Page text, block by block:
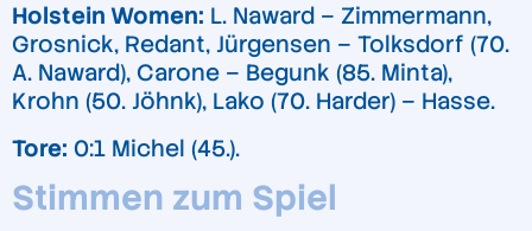
Holstein Women: L. Naward – Zimmermann,
Grosnick, Redant, Jürgensen – Tolksdorf (70.
A. Naward), Carone – Begunk (85. Minta),
Krohn (50. Jöhnk), Lako (70. Harder) – Hasse.
Tore: 0:1 Michel (45.).
Stimmen zum Spiel